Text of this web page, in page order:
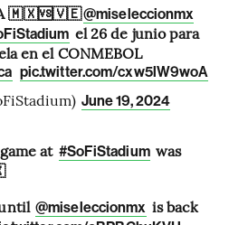
🇲🇽🆚🇻🇪@miseleccionmx
el 26 de junio para
en el CONMEBOL
pic.twitter.com/cxw5lW9woA
June 19, 2024
at #SoFiStadium was
@miseleccionmx is back